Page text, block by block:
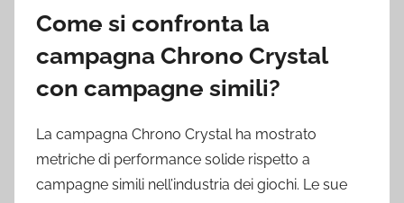
Come si confronta la
campagna Chrono Crystal
con campagne simili?
La campagna Chrono Crystal ha mostrato
metriche di performance solide rispetto a
campagne simili nell’industria dei giochi. Le sue